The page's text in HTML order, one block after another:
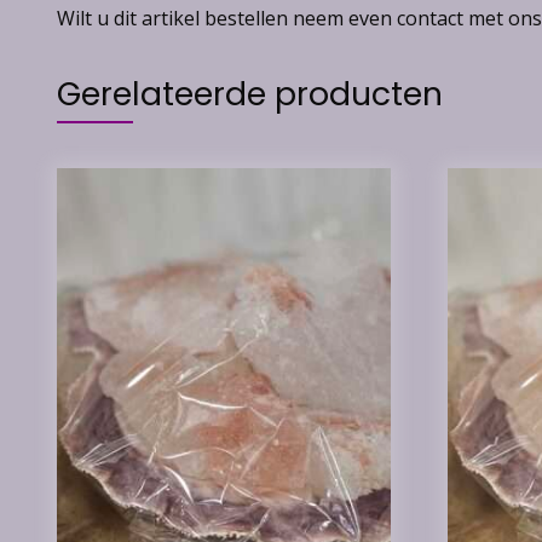
Wilt u dit artikel bestellen neem even contact met
Gerelateerde producten